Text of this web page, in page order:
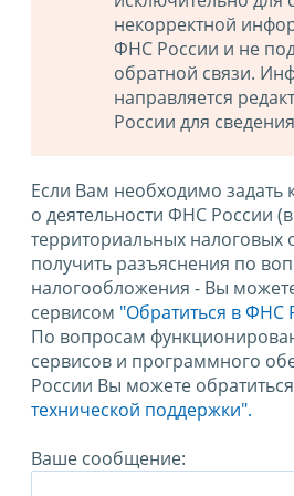
некорректной
ФНС России и не
обратной связи.
направляется
России для
Если Вам необходимо задать
о деятельности ФНС России
территориальных налоговых
получить разъяснения по
налогообложения - Вы
сервисом "Обратиться в ФНС
По вопросам
сервисов и программного
России Вы можете
технической поддержки".
Ваше сообщение: